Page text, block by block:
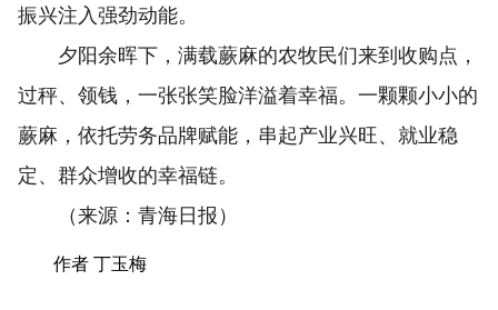
振兴注入强劲动能。
夕阳余晖下，满载蕨麻的农牧民们来到收购点，
过秤、领钱，一张张笑脸洋溢着幸福。一颗颗小小的
蕨麻，依托劳务品牌赋能，串起产业兴旺、就业稳
定、群众增收的幸福链。
（来源：青海日报）
作者 丁玉梅